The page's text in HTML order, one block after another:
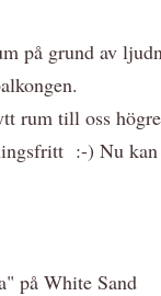
på grund av
rum till oss
:-) Nu kan
på White Sand